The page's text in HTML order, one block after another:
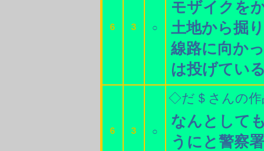
6 3 ○
モザイクを
土地から掘
線路に向か
は投げてい
6 3 ○
◇だ＄さんの作
なんとして
うにと警察